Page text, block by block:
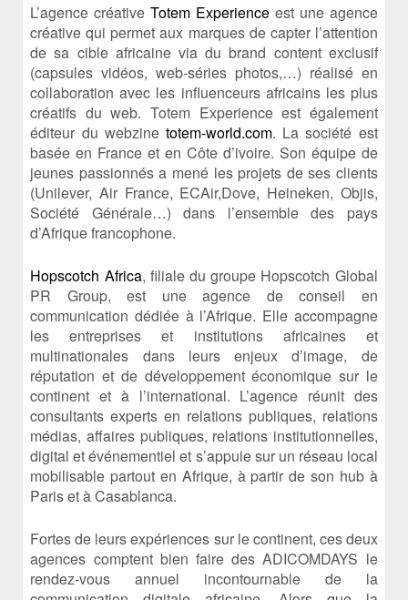
L’agence créativeTotem Experience est une agence
créative qui permet aux marques de capter l’attention
de sa cible africaine via du brand content exclusif
(capsules vidéos, web-séries photos,…) réalisé en
collaboration avec les influenceurs africains les plus
créatifs du web. Totem Experience est également
éditeur du webzine totem-world.com. La société est
basée en France et en Côte d’ivoire. Son équipe de
jeunes passionnés a mené les projets de ses clients
(Unilever, Air France, ECAir,Dove, Heineken, Objis,
Société Générale…) dans l’ensemble des pays
d’Afrique francophone.
Hopscotch Africa, filiale du groupe Hopscotch Global
PR Group, est une agence de conseil en
communication dédiée à l’Afrique. Elle accompagne
les entreprises et institutions africaines et
multinationales dans leurs enjeux d’image, de
réputation et de développement économique sur le
continent et à l’international. L’agence réunit des
consultants experts en relations publiques, relations
médias, affaires publiques, relations institutionnelles,
digital et événementiel et s’appuie sur un réseau local
mobilisable partout en Afrique, à partir de son hub à
Paris et à Casablanca.
Fortes de leurs expériences sur le continent, ces deux
agences comptent bien faire des ADICOMDAYS le
rendez-vous annuel incontournable de la